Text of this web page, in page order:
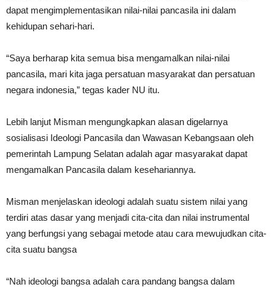
dapat mengimplementasikan nilai-nilai pancasila ini dalam
kehidupan sehari-hari.
“Saya berharap kita semua bisa mengamalkan nilai-nilai
pancasila, mari kita jaga persatuan masyarakat dan persatuan
negara indonesia,” tegas kader NU itu.
Lebih lanjut Misman mengungkapkan alasan digelarnya
sosialisasi Ideologi Pancasila dan Wawasan Kebangsaan oleh
pemerintah Lampung Selatan adalah agar masyarakat dapat
mengamalkan Pancasila dalam kesehariannya.
Misman menjelaskan ideologi adalah suatu sistem nilai yang
terdiri atas dasar yang menjadi cita-cita dan nilai instrumental
yang berfungsi yang sebagai metode atau cara mewujudkan cita-
cita suatu bangsa
“Nah ideologi bangsa adalah cara pandang bangsa dalam